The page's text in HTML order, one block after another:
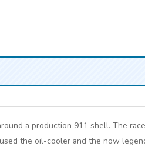
a production 911 shell. The
the oil-cooler and the now